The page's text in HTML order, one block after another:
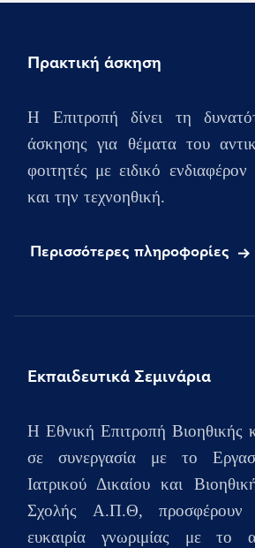
Πρακτική άσκηση
Η Επιτροπή δίνει τη
άσκησης για θέματα του
φοιτητές με ειδικό
και την τεχνοηθική.
Περισσότερες πληροφορίες
Εκπαιδευτικά Σεμινάρια
H Εθνική Επιτροπή Βιοηθικής
σε συνεργασία με το
Ιατρικού Δικαίου και
Σχολής Α.Π.Θ, προσφέρουν
ευκαιρία γνωριμίας με το